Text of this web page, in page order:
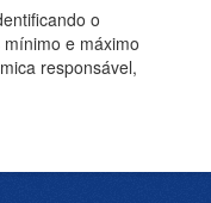
o
e máximo
responsável,